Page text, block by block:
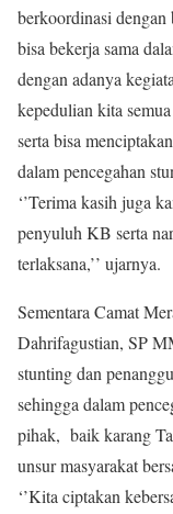
berkoordinasi dengan
bisa bekerja sama
dengan adanya
kepedulian kita
serta bisa
dalam pencegahan
‘’Terima kasih juga
penyuluh KB serta
terlaksana,’’ ujarnya.
Sementara Camat
Dahrifagustian, SP
stunting dan
sehingga dalam
pihak, baik karang
unsur masyarakat
‘’Kita ciptakan